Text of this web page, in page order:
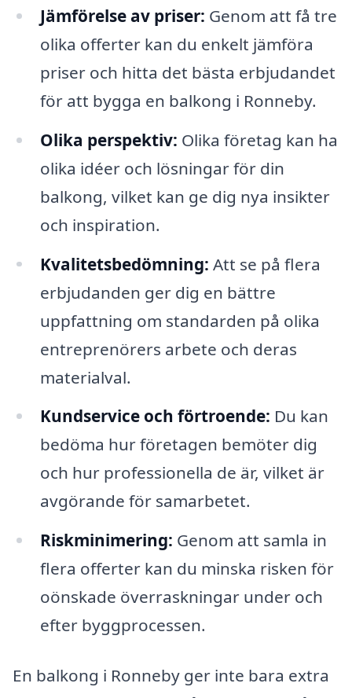
Jämförelse av priser: Genom att få tre
olika offerter kan du enkelt jämföra
priser och hitta det bästa erbjudandet
för att bygga en balkong i Ronneby.
Olika perspektiv: Olika företag kan ha
olika idéer och lösningar för din
balkong, vilket kan ge dig nya insikter
och inspiration.
Kvalitetsbedömning: Att se på flera
erbjudanden ger dig en bättre
uppfattning om standarden på olika
entreprenörers arbete och deras
materialval.
Kundservice och förtroende: Du kan
bedöma hur företagen bemöter dig
och hur professionella de är, vilket är
avgörande för samarbetet.
Riskminimering: Genom att samla in
flera offerter kan du minska risken för
oönskade överraskningar under och
efter byggprocessen.
En balkong i Ronneby ger inte bara extra